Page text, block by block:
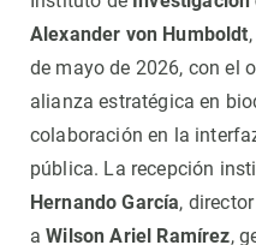
Alexander von Humboldt
de mayo de 2026, con el
alianza estratégica en
colaboración en la
pública. La recepción
Hernando García,
aWilson Ariel Ramírez,